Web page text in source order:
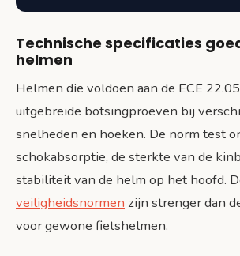
Technische specificaties
helmen
Helmen die voldoen aan de ECE
uitgebreide botsingproeven bij
snelheden en hoeken. De norm test
schokabsorptie, de sterkte van de
stabiliteit van de helm op het hoofd.
veiligheidsnormen zijn strenger dan
voor gewone fietshelmen.